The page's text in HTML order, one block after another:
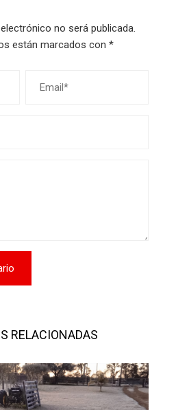
no será publicada.
están marcados con *
RELACIONADAS